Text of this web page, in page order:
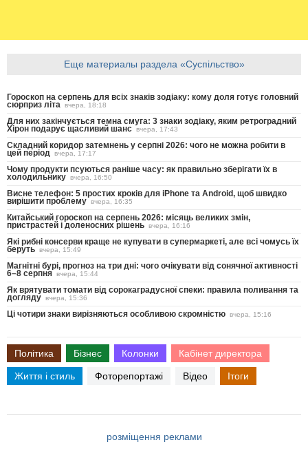
Еще материалы раздела «Суспільство»
Гороскоп на серпень для всіх знаків зодіаку: кому доля готує головний
сюрприз літа вчера, 18:18
Для них закінчується темна смуга: 3 знаки зодіаку, яким ретроградний
Хірон подарує щасливий шанс вчера, 17:43
Складний коридор затемнень у серпні 2026: чого не можна робити в
цей період вчера, 17:17
Чому продукти псуються раніше часу: як правильно зберігати їх в
холодильнику вчера, 16:50
Висне телефон: 5 простих кроків для iPhone та Android, щоб швидко
вирішити проблему вчера, 16:35
Китайський гороскоп на серпень 2026: місяць великих змін,
пристрастей і доленосних рішень вчера, 16:16
Які рибні консерви краще не купувати в супермаркеті, але всі чомусь їх
беруть вчера, 15:49
Магнітні бурі, прогноз на три дні: чого очікувати від сонячної активності
6–8 серпня вчера, 15:44
Як врятувати томати від сорокаградусної спеки: правила поливання та
догляду вчера, 15:36
Ці чотири знаки вирізняються особливою скромністю вчера, 15:16
Політика Бізнес Колонки Кабінет директора
Життя і стиль Фоторепортажі Відео Ітоги
розміщення реклами